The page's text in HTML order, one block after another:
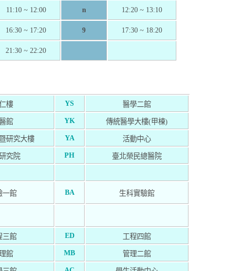
11:10 ~ 12:00 n 12:20 ~ 13:10
16:30 ~ 17:20 9 17:30 ~ 18:20
21:30 ~ 22:20
樓 YS 醫學二館
館 YK 傳統醫學大樓(甲棟)
研究大樓 YA 活動中心
究院 PH 臺北榮民總醫院
一館 BA 生科實驗館
三館 ED 工程四館
館 MB 管理二館